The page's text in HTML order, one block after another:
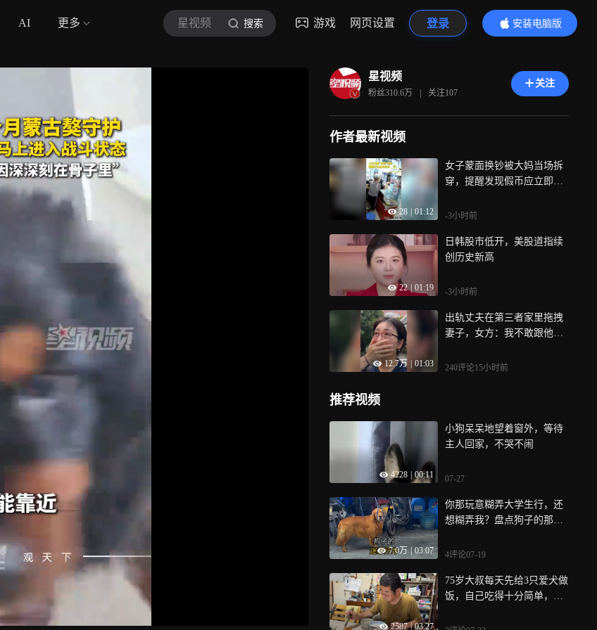
AI 更多 星视频 搜索 游戏 网页设置 登录
安装电脑版
内容更精彩
星视频
粉丝310.6万 | 关注107
关注
作者最新视频
28 01:12
女子蒙面换钞被大妈当场拆
穿，提醒发现假币应立即报
-3小时前
22 01:19
日韩股市低开，美股道指续
创历史新高
-3小时前
12.7万 01:03
出轨丈夫在第三者家里拖拽
妻子，女方：我不敢跟他单
240评论15小时前
推荐视频
4228 00:11
小狗呆呆地望着窗外，等待
主人回家，不哭不闹
07-27
7.0万 | 03:07
你那玩意糊弄大学生行，还
想糊弄我？盘点狗子的那些
4评论07-19
2587 | 03:27
75岁大叔每天先给3只爱犬做
饭，自己吃得十分简单，数